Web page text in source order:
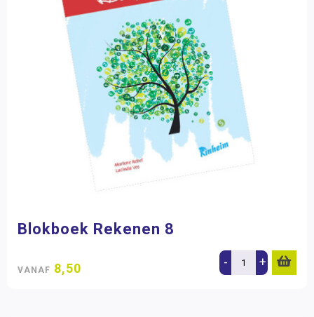
Blokboek Rekenen 8
VANAF 8,50 - +